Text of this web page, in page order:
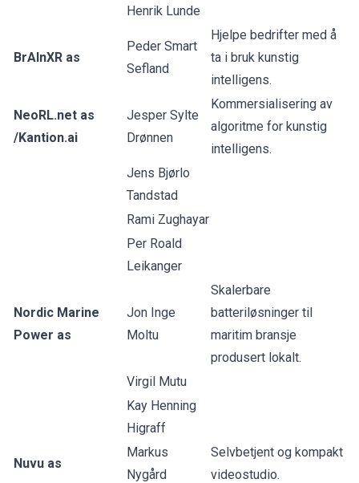
Henrik Lunde
BrAInXR as
Peder Smart
Sefland
Hjelpe bedrifter med å
ta i bruk kunstig
intelligens.
NeoRL.net as
/Kantion.ai
Jesper Sylte
Drønnen
Kommersialisering av
algoritme for kunstig
intelligens.
Jens Bjørlo
Tandstad
Rami Zughayar
Per Roald
Leikanger
Nordic Marine
Power as
Jon Inge
Moltu
Skalerbare
batteriløsninger til
maritim bransje
produsert lokalt.
Virgil Mutu
Kay Henning
Higraff
Nuvu as
Markus
Nygård
Selvbetjent og kompakt
videostudio.